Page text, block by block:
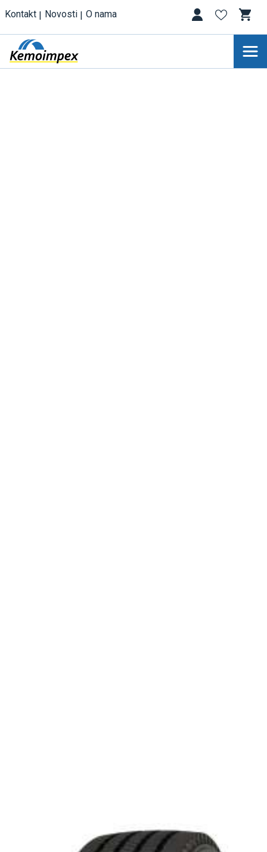
Kontakt Novosti O nama